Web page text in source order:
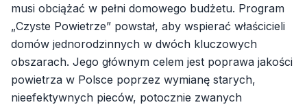
musi obciążać w pełni domowego budżetu. Program
„Czyste Powietrze” powstał, aby wspierać właścicieli
domów jednorodzinnych w dwóch kluczowych
obszarach. Jego głównym celem jest poprawa jakości
powietrza w Polsce poprzez wymianę starych,
nieefektywnych pieców, potocznie zwanych